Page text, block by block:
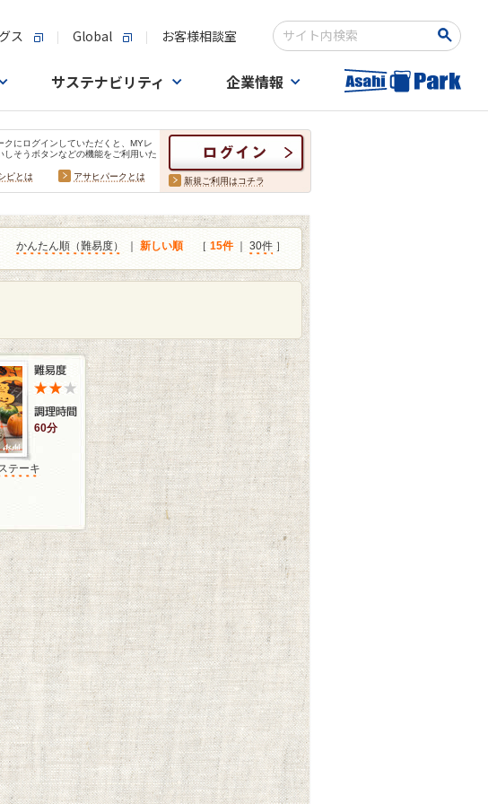
ス Global お客様相談室
検索キーワード入力
サステナビリティ 企業情報
クにログインしていただくと、MYレ
しそうボタンなどの機能をご利用いた
ピとは
アサヒパークとは 新規ご利用はコチラ
かんたん順（難易度） 新しい順 ［ 15件｜ 30件 ］
60分
テーキ